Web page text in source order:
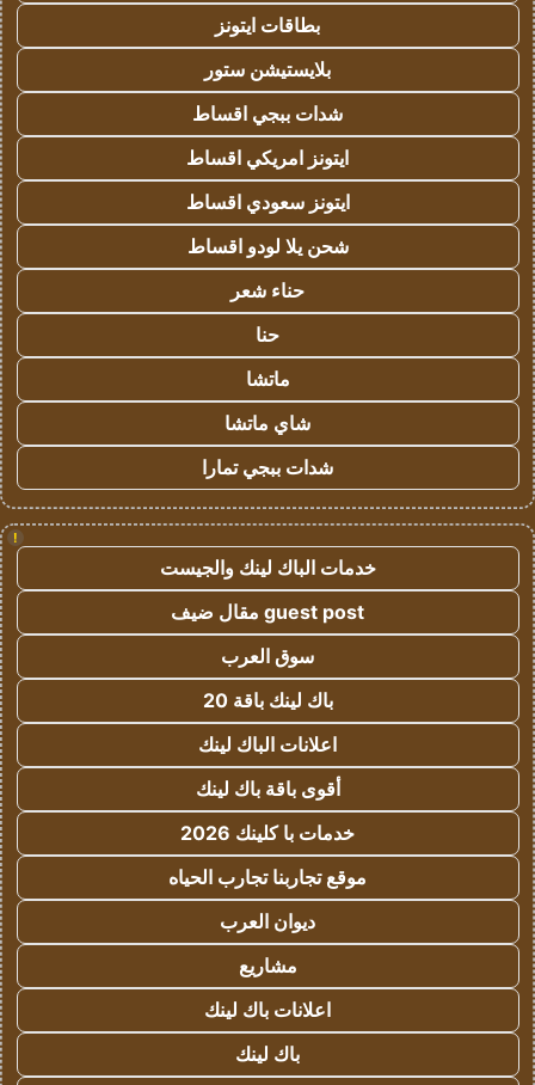
بطاقات ايتونز
بلايستيشن ستور
شدات ببجي اقساط
ايتونز امريكي اقساط
ايتونز سعودي اقساط
شحن يلا لودو اقساط
حناء شعر
حنا
ماتشا
شاي ماتشا
شدات ببجي تمارا
!
خدمات الباك لينك والجيست
guest post مقال ضيف
سوق العرب
باك لينك باقة 20
اعلانات الباك لينك
أقوى باقة باك لينك
خدمات با كلينك 2026
موقع تجاربنا تجارب الحياه
ديوان العرب
مشاريع
اعلانات باك لينك
باك لينك